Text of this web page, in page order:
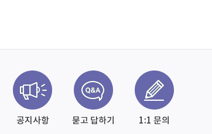
공지사항 묻고 답하기 1:1 문의